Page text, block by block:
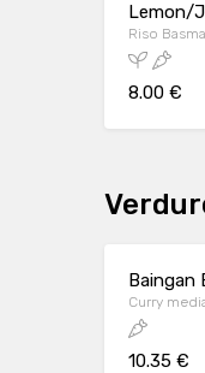
Lemon/
Riso
8.00 €
Baingan
Curry
10.35 €